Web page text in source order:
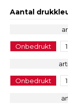
Aantal
Onbedrukt 1
Onbedrukt 1